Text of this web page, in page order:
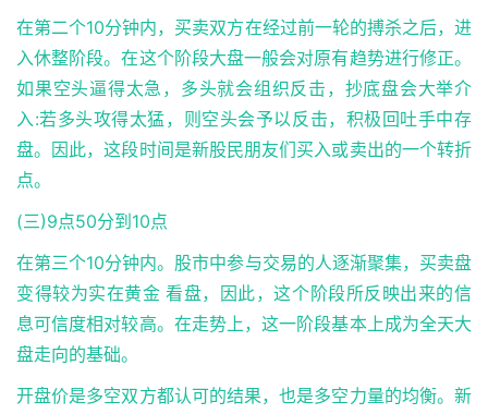
在第二个10分钟内，买卖双方在经过前一轮的搏杀之后，进
入休整阶段。在这个阶段大盘一般会对原有趋势进行修正。
如果空头逼得太急，多头就会组织反击，抄底盘会大举介
入:若多头攻得太猛，则空头会予以反击，积极回吐手中存
盘。因此，这段时间是新股民朋友们买入或卖出的一个转折
点。
(三)9点50分到10点
在第三个10分钟内。股市中参与交易的人逐渐聚集，买卖盘
变得较为实在黄金 看盘，因此，这个阶段所反映出来的信
息可信度相对较高。在走势上，这一阶段基本上成为全天大
盘走向的基础。
开盘价是多空双方都认可的结果，也是多空力量的均衡。新